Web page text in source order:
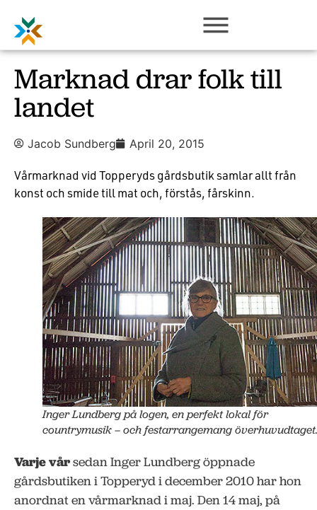
Marknad drar folk till
landet
Jacob Sundberg April 20, 2015
Vårmarknad vid Topperyds gårdsbutik samlar allt från
konst och smide till mat och, förstås, fårskinn.
Inger Lundberg på logen, en perfekt lokal för
countrymusik – och festarrangemang överhuvudtaget.
Varje vårsedan Inger Lundberg öppnade
gårdsbutiken i Topperyd i december 2010 har hon
anordnat en vårmarknad i maj. Den 14 maj, på